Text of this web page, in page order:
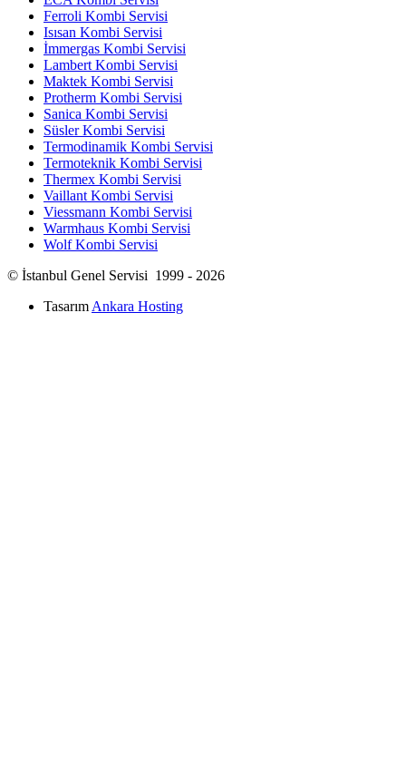
Ferroli Kombi Servisi
Isısan Kombi Servisi
İmmergas Kombi Servisi
Lambert Kombi Servisi
Maktek Kombi Servisi
Protherm Kombi Servisi
Sanica Kombi Servisi
Süsler Kombi Servisi
Termodinamik Kombi Servisi
Termoteknik Kombi Servisi
Thermex Kombi Servisi
Vaillant Kombi Servisi
Viessmann Kombi Servisi
Warmhaus Kombi Servisi
Wolf Kombi Servisi
© İstanbul Genel Servisi 1999 - 2026
Tasarım Ankara Hosting